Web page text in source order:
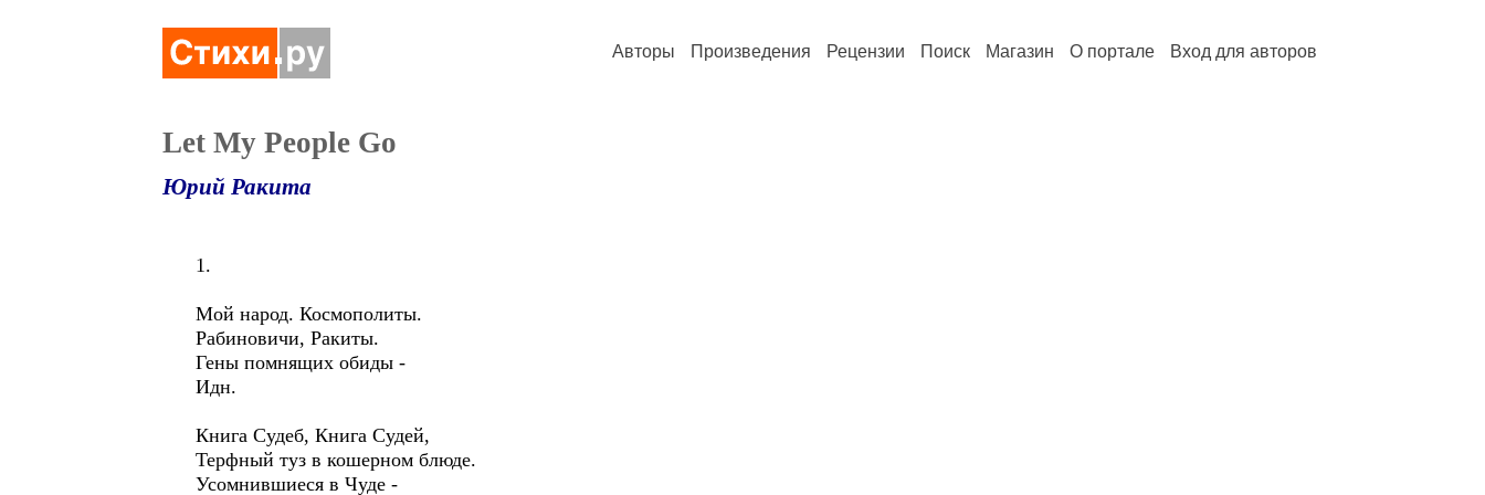
Авторы Произведения Рецензии Поиск Магазин О портале Вход для авторов
Let My People Go
Юрий Ракита
1.
Мой народ. Космополиты.
Рабиновичи, Ракиты.
Гены помнящих обиды -
Идн.
Книга Судеб, Книга Судей,
Терфный туз в кошерном блюде.
Усомнившиеся в Чуде -